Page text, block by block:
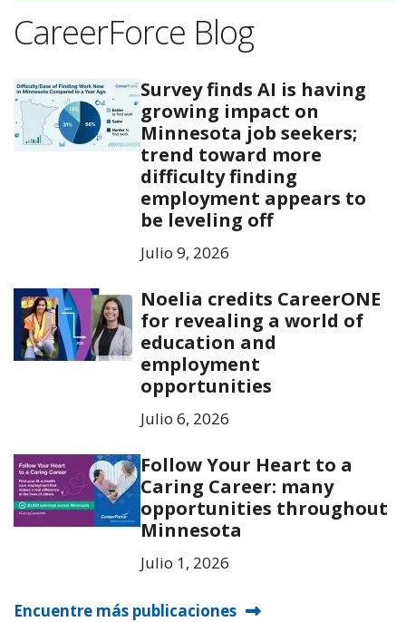
CareerForce Blog
Survey finds AI is having
growing impact on
Minnesota job seekers;
trend toward more
difficulty finding
employment appears to
be leveling off
Julio 9, 2026
Noelia credits CareerONE
for revealing a world of
education and
employment
opportunities
Julio 6, 2026
Follow Your Heart to a
Caring Career: many
opportunities throughout
Minnesota
Julio 1, 2026
Encuentre más publicaciones